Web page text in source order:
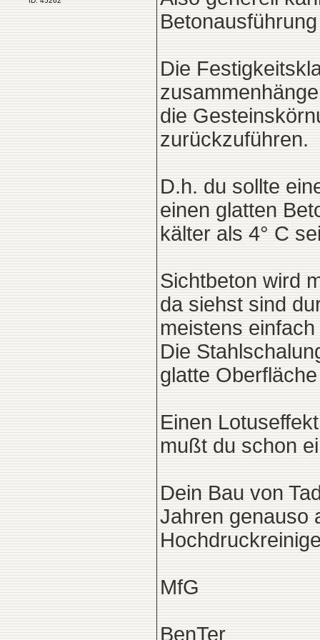
Die
die
zurückzuführen.
D.h. du sollte
einen glatten
kälter als 4° C
Sichtbeton wird
da siehst sind
meistens
Die
glatte
Einen
mußt du schon
Dein Bau von
Jahren genauso
MfG
BenTer